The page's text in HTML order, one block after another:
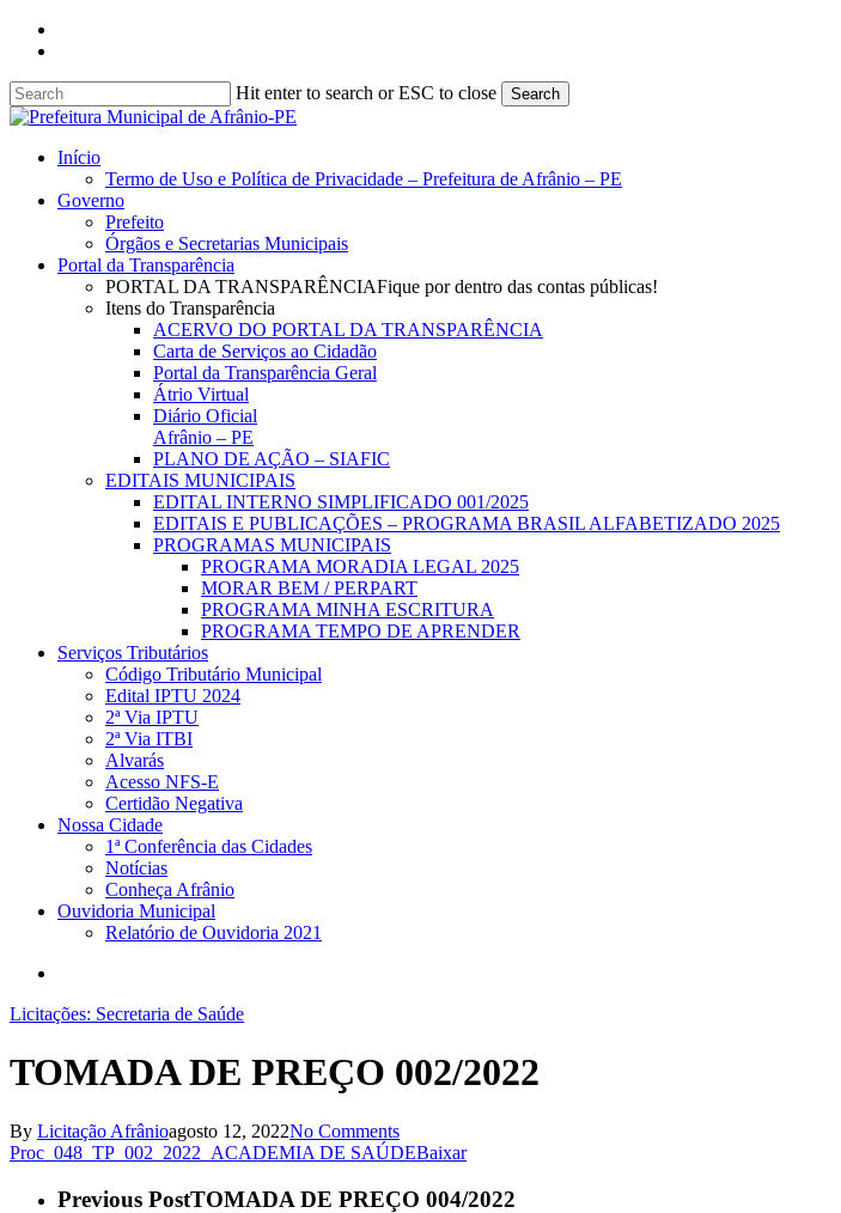
Skip
content
Hit enter to search or ESC to close Search
Close
search
Menu
Início
Termo de Uso e Política de Privacidade – Prefeitura de Afrânio – PE
Governo
Prefeito
Órgãos e Secretarias Municipais
Portal da Transparência
PORTAL DA TRANSPARÊNCIAFique por dentro das contas públicas!
Itens do Transparência
ACERVO DO PORTAL DA TRANSPARÊNCIA
Carta de Serviços ao Cidadão
Portal da Transparência Geral
Átrio Virtual
Diário Oficial
Afrânio – PE
PLANO DE AÇÃO – SIAFIC
EDITAIS MUNICIPAIS
EDITAL INTERNO SIMPLIFICADO 001/2025
EDITAIS E PUBLICAÇÕES – PROGRAMA BRASIL ALFABETIZADO 2025
PROGRAMAS MUNICIPAIS
PROGRAMA MORADIA LEGAL 2025
MORAR BEM / PERPART
PROGRAMA MINHA ESCRITURA
PROGRAMA TEMPO DE APRENDER
Serviços Tributários
Código Tributário Municipal
Edital IPTU 2024
2ª Via IPTU
2ª Via ITBI
Alvarás
Acesso NFS-E
Certidão Negativa
Nossa Cidade
1ª Conferência das Cidades
Notícias
Conheça Afrânio
Ouvidoria Municipal
Relatório de Ouvidoria 2021
Licitações: Secretaria de Saúde
TOMADA DE PREÇO 002/2022
By Licitação Afrânioagosto 12, 2022No Comments
Proc_048_TP_002_2022_ACADEMIA DE SAÚDEBaixar
Previous PostTOMADA DE PREÇO 004/2022